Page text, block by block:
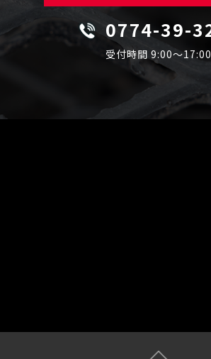
4）ご本人の照会について
お客様が個人情報を開示、消去、訂正な
には、必要な範囲で対応致します。
5）法令、規範の遵守と見直し
0774-39-
受付時間 9:00〜17:00